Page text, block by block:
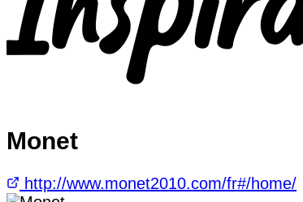
Monet
http://www.monet2010.com/fr#/home/